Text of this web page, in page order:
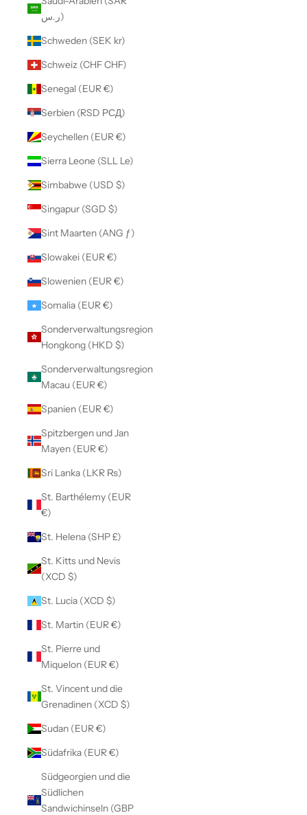
ر.س)
Schweden (SEK kr)
Schweiz (CHF CHF)
Senegal (EUR €)
Serbien (RSD РСД)
Seychellen (EUR €)
Sierra Leone (SLL Le)
Simbabwe (USD $)
Singapur (SGD $)
Sint Maarten (ANG ƒ)
Slowakei (EUR €)
Slowenien (EUR €)
Somalia (EUR €)
Sonderverwaltungsregion
Hongkong (HKD $)
Sonderverwaltungsregion
Macau (EUR €)
Spanien (EUR €)
Spitzbergen und Jan
Mayen (EUR €)
Sri Lanka (LKR ₨)
St. Barthélemy (EUR
€)
St. Helena (SHP £)
St. Kitts und Nevis
(XCD $)
St. Lucia (XCD $)
St. Martin (EUR €)
St. Pierre und
Miquelon (EUR €)
St. Vincent und die
Grenadinen (XCD $)
Sudan (EUR €)
Südafrika (EUR €)
Südgeorgien und die
Südlichen
Sandwichinseln (GBP